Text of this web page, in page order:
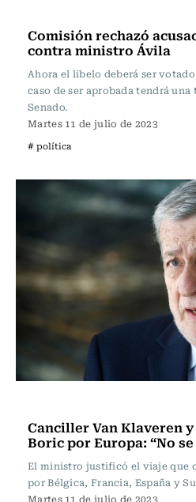
Comisión rechazó
contra ministro Ávila
Ahora el libelo deberá ser
caso de ser aprobada tendrá
Senado.
Martes 11 de julio de 2023
# política
Canciller Van Klaveren
Boric por Europa: “No
El ministro justificó el viaje que
por Bélgica, Francia, España y
Martes 11 de julio de 2023